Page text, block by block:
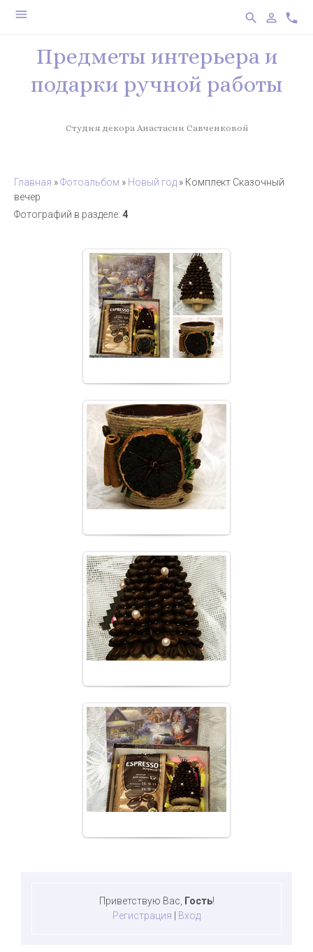
menu search person_outline phone
Предметы интерьера и
подарки ручной работы
Студия декора Анастасии Савченковой
Главная »Фотоальбом » Новый год » Комплект Сказочный
вечер
Фотографий в разделе: 4
10.01.2018
Подарочный кофейный комплект
Сказочный вечер
from_korolev
10.01.2018
Подарочный кофейный комплект
Сказочный вечер
from_korolev
10.01.2018
Подарочный кофейный комплект
Сказочный вечер
from_korolev
10.01.2018
Подарочный кофейный комплект
Сказочный вечер
from_korolev
Приветствую Вас Гость!
Регистрация
Вход